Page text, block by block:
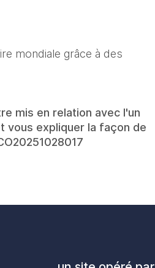
mondiale grâce à des
mis en relation avec l'un
vous expliquer la façon de